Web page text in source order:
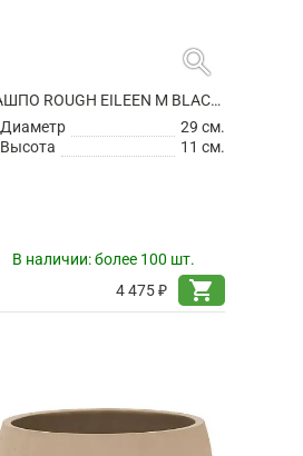
search
КАШПО ROUGH EILEEN M BLACK WASHED
Диаметр
29 см.
Высота
11 см.
В наличии:более 100 шт.
4 475 ₽
shopping_cart